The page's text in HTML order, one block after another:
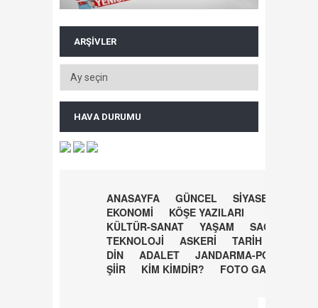
ARŞIVLER
HAVA DURUMU
ANASAYFA GÜNCEL
SİYASET
EKONOMİ
KÖŞE YAZILARI
KÜLTÜR-SANAT
YAŞAM
SAĞLIK
TEKNOLOJİ
ASKERİ
TARİH
DİN
ADALET
JANDARMA-POLİS
ŞİİR
KİM KİMDİR? FOTO GALERİ